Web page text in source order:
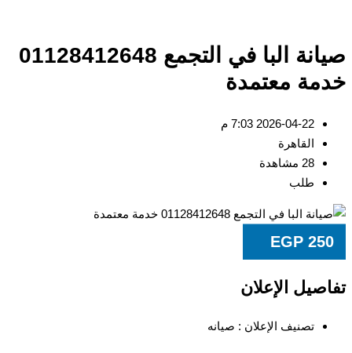
صيانة البا في التجمع 01128412648
معتمدة
2026-04-22 7:03 م
القاهرة
طلب
EGP
الإعلان
تصنيف الإعلان :صيانه